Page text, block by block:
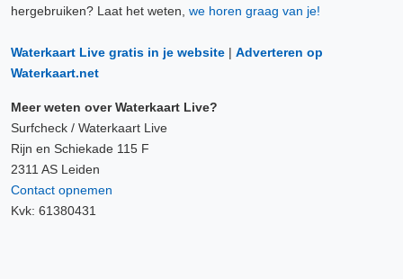
hergebruiken? Laat het weten, we horen graag van je!
Waterkaart Live gratis in je website | Adverteren op
Waterkaart.net
Meer weten over Waterkaart Live?
Surfcheck / Waterkaart Live
Rijn en Schiekade 115 F
2311 AS Leiden
Contact opnemen
Kvk: 61380431